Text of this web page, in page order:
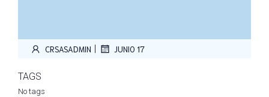
CRSASADMIN JUNIO 17
TAGS
No tags